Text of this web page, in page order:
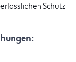
Schutz